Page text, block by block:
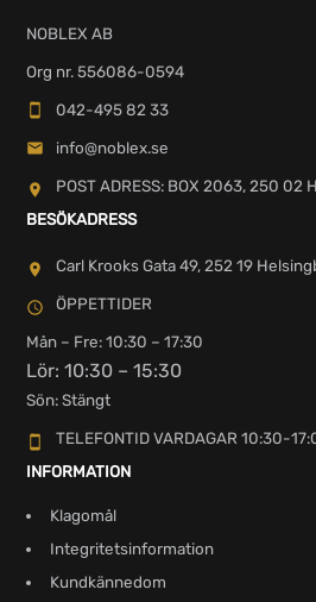
NOBLEX AB
Org nr. 556086-0594
042-495 82 33
info@noblex.se
POST ADRESS: BOX 2063, 250 02
BESÖKADRESS
Carl Krooks Gata 49, 252 19
ÖPPETTIDER
Mån – Fre: 10:30 – 17:30
Lör: 10:30 – 15:30
Sön: Stängt
TELEFONTID VARDAGAR 10:30-
INFORMATION
Klagomål
Integritetsinformation
Kundkännedom